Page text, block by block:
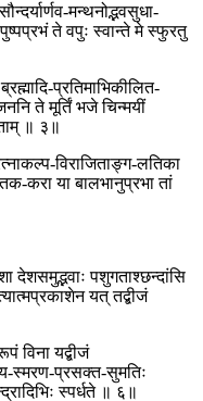
मन्थनोद्भवसुधा-
ते वपुः स्वान्ते मे स्फुरतु
प्रतिमाभिकीलित-
ते मूर्तिं भजे चिन्मयीं
॥ ३॥
विराजिताङ्ग-लतिका
करा या बालभानुप्रभा तां
देशसमुद्भवाः पशुगताश्छन्दांसि
यत् तद्बीजं
विना यद्बीजं
स्मरण-प्रसक्त-सुमतिः
स्पर्धते ॥ ६॥